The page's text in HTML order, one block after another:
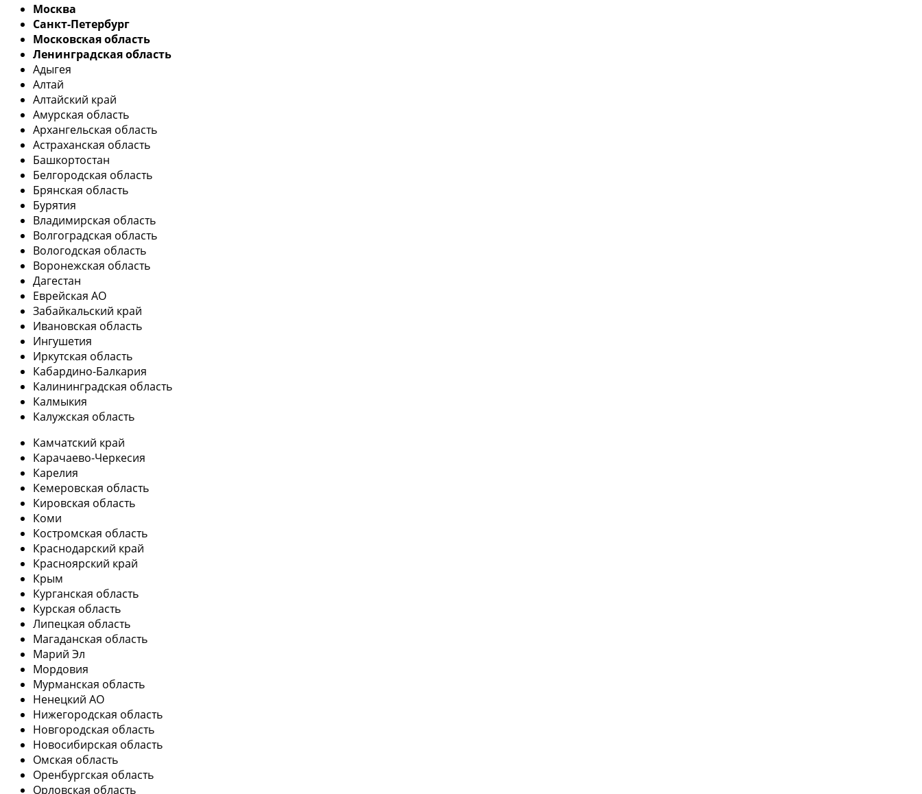
Москва
Санкт-Петербург
Московская область
Ленинградская область
Адыгея
Алтай
Алтайский край
Амурская область
Архангельская область
Астраханская область
Башкортостан
Белгородская область
Брянская область
Бурятия
Владимирская область
Волгоградская область
Вологодская область
Воронежская область
Дагестан
Еврейская АО
Забайкальский край
Ивановская область
Ингушетия
Иркутская область
Кабардино-Балкария
Калининградская область
Калмыкия
Калужская область
Камчатский край
Карачаево-Черкесия
Карелия
Кемеровская область
Кировская область
Коми
Костромская область
Краснодарский край
Красноярский край
Крым
Курганская область
Курская область
Липецкая область
Магаданская область
Марий Эл
Мордовия
Мурманская область
Ненецкий АО
Нижегородская область
Новгородская область
Новосибирская область
Омская область
Оренбургская область
Орловская область